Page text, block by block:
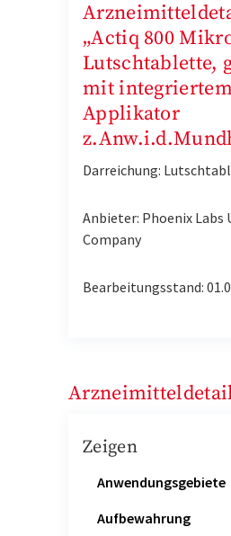
„Actiq 800
Lutschtablette,
mit
Applikator
Darreichung:
Anbieter: Phoenix Labs
Company
Bearbeitungsstand:
Zeigen
Anwendungsgebiete
Aufbewahrung